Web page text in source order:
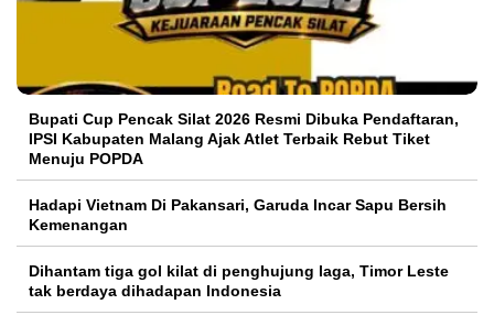
Bupati Cup Pencak Silat 2026 Resmi Dibuka Pendaftaran,
IPSI Kabupaten Malang Ajak Atlet Terbaik Rebut Tiket
Menuju POPDA
Hadapi Vietnam Di Pakansari, Garuda Incar Sapu Bersih
Kemenangan
Dihantam tiga gol kilat di penghujung laga, Timor Leste
tak berdaya dihadapan Indonesia